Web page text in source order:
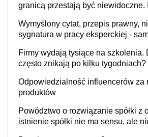
granicą przestają być niewidoczne.
Wymyślony cytat, przepis prawny,
sygnatura w pracy eksperckiej -
Firmy wydają tysiące na szkolenia.
często znikają po kilku tygodniach?
Odpowiedzialność influencerów za
produktów
Powództwo o rozwiązanie spółki z
istnienie spółki nie ma sensu, ale